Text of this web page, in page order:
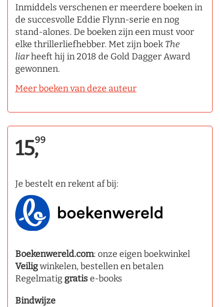
Inmiddels verschenen er meerdere boeken in
de succesvolle Eddie Flynn-serie en nog
stand-alones. De boeken zijn een must voor
elke thrillerliefhebber. Met zijn boek The
liarheeft hij in 2018 de Gold Dagger Award
gewonnen.
Meer boeken van deze auteur
15,99
Je bestelt en rekent af bij:
Boekenwereld.com: onze eigen boekwinkel
Veiligwinkelen, bestellen en betalen
Regelmatig gratise-books
Bindwijze